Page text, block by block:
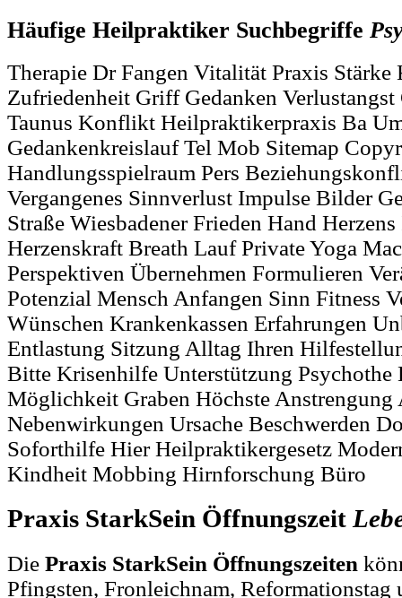
Häufige Heilpraktiker Suchbegriffe
Therapie Dr Fangen Vitalität Praxis Stärke
Zufriedenheit Griff Gedanken
Taunus Konflikt Heilpraktikerpraxis Ba
Gedankenkreislauf Tel Mob Sitemap
Handlungsspielraum Pers
Vergangenes Sinnverlust Impulse Bilder
Straße Wiesbadener Frieden Hand
Herzenskraft Breath Lauf Private Yoga
Perspektiven Übernehmen Formulieren
Potenzial Mensch Anfangen Sinn Fitness
Wünschen Krankenkassen Erfahrungen
Entlastung Sitzung Alltag Ihren
Bitte Krisenhilfe Unterstützung Psychothe
Möglichkeit Graben Höchste Anstrengung
Nebenwirkungen Ursache Beschwerden
Soforthilfe Hier Heilpraktikergesetz
Kindheit Mobbing Hirnforschung Büro
Praxis StarkSein Öffnungszeit
Die Praxis StarkSein Öffnungszeiten
Pfingsten, Fronleichnam,